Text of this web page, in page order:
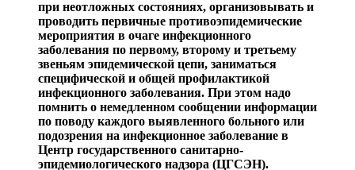
при неотложных состояниях, организовывать и
проводить первичные противоэпидемические
мероприятия в очаге инфекционного
заболевания по первому, второму и третьему
звеньям эпидемической цепи, заниматься
специфической и общей профилактикой
инфекционного заболевания. При этом надо
помнить о немедленном сообщении информации
по поводу каждого выявленного больного или
подозрения на инфекционное заболевание в
Центр государственного санитарно-
эпидемиологического надзора (ЦГСЭН).